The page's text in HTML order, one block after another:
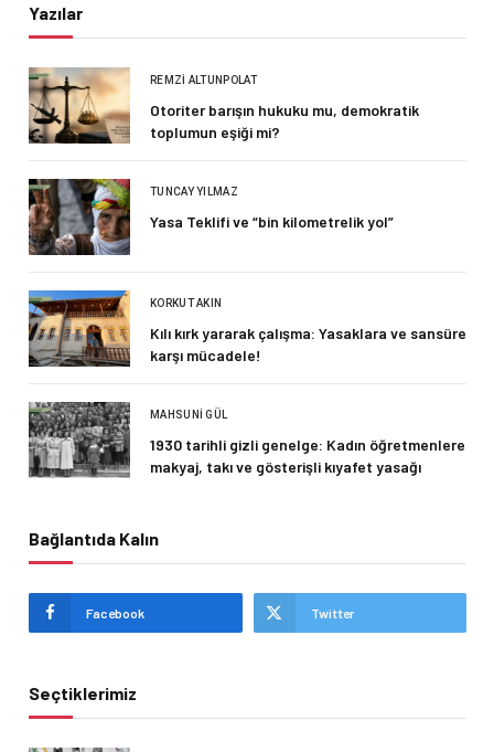
Yazılar
REMZI ALTUNPOLAT
Otoriter barışın hukuku mu, demokratik
toplumun eşiği mi?
TUNCAY YILMAZ
Yasa Teklifi ve “bin kilometrelik yol”
KORKUT AKIN
Kılı kırk yararak çalışma: Yasaklara ve sansüre
karşı mücadele!
MAHSUNI GÜL
1930 tarihli gizli genelge: Kadın öğretmenlere
makyaj, takı ve gösterişli kıyafet yasağı
Bağlantıda Kalın
Facebook Twitter
Seçtiklerimiz